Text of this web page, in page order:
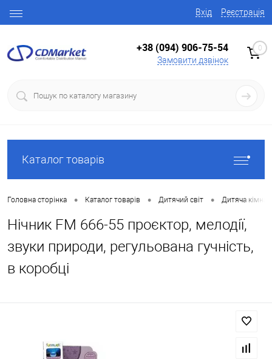
Вхід Реєстрація
+38 (094) 906-75-54
Замовити дзвінок
0
Каталог товарів
Головна сторінка • Каталог товарів • Дитячий світ • Дитяча
Нічник FM 666-55 проєктор, мелодії,
звуки природи, регульована гучність,
в коробці